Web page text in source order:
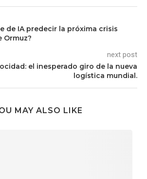
de IA predecir la próxima crisis
Ormuz?
next post
el inesperado giro de la nueva
logística mundial.
MAY ALSO LIKE